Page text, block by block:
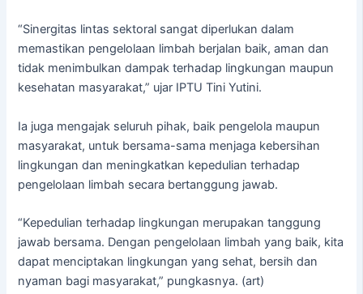
“Sinergitas lintas sektoral sangat diperlukan dalam
memastikan pengelolaan limbah berjalan baik, aman dan
tidak menimbulkan dampak terhadap lingkungan maupun
kesehatan masyarakat,” ujar IPTU Tini Yutini.
Ia juga mengajak seluruh pihak, baik pengelola maupun
masyarakat, untuk bersama-sama menjaga kebersihan
lingkungan dan meningkatkan kepedulian terhadap
pengelolaan limbah secara bertanggung jawab.
“Kepedulian terhadap lingkungan merupakan tanggung
jawab bersama. Dengan pengelolaan limbah yang baik, kita
dapat menciptakan lingkungan yang sehat, bersih dan
nyaman bagi masyarakat,” pungkasnya. (art)